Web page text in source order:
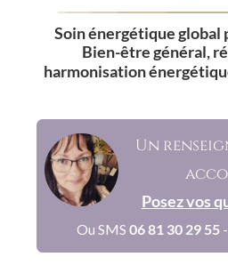
Soin énergétique global
Bien-être général,
harmonisation
Un
Posez vos
Ou SMS 06 81 30 29 55